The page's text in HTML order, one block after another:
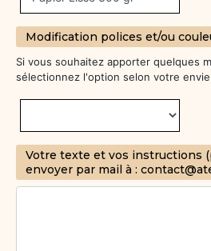
Modification polices et/ou
Si vous souhaitez apporter quelques
sélectionnez l'option selon votre envie
Votre texte et vos instructions
envoyer par mail à :